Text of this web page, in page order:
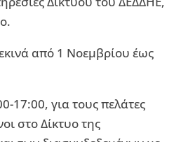
από 1 Νοεμβρίου έως
17:00, για τους πελάτες
στο Δίκτυο της